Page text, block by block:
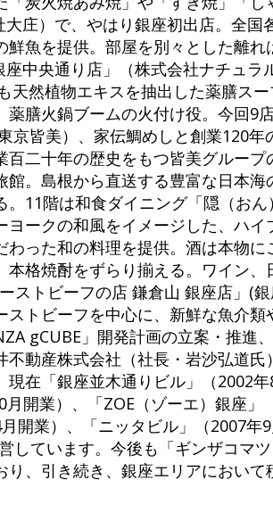
庄）で、やはり銀座初出店。全国
魚を提供。部屋を別々とした離れ
中央通り店」（株式会社ナチュラ
天然植物エキスを抽出した薬膳ス
膳火鍋ブームの火付け役。今回9
京皆美）、家伝鯛めしと創業120年
二十年の歴史をもつ皆美グループ
。島根から直送する豊富な日本海
11階は和食ダイニング「隠（お
ークの和風をイメージした、ハイ
った和の料理を提供。酒は本物
格焼酎をずらり揃える。ワイン、
ストビーフの店 鎌倉山 銀座店」(
トビーフを中心に、新鮮な魚介類
gCUBE」開発計画の立案・推進
動産株式会社（社長・岩沙弘道氏
在「銀座並木通りビル」（2002
開業）、「ZOE（ゾーエ）銀座」
開業）、「ニッタビル」（2007年
しています。今後も「ギンザコマ
、引き続き、銀座エリアにおいて